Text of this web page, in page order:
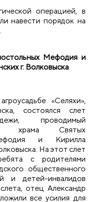
операцией, в
навести порядок на
Мефодия и
г. Волковыска
«Селяхи»,
состоялся слет
проводимый
храма Святых
и Кирилла
На этот слет
с родителями
общественного
и детей-инвалидов
отец Александр
все усилия для